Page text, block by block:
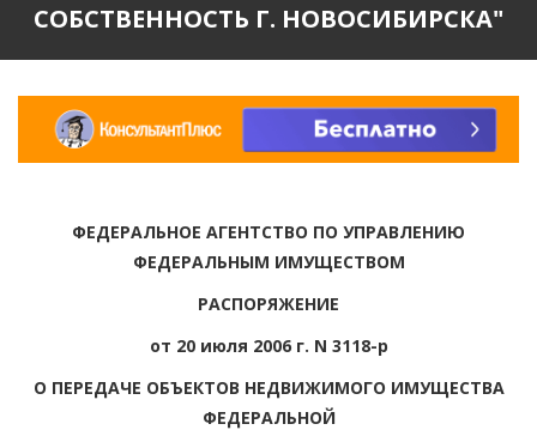
СОБСТВЕННОСТЬ Г. НОВОСИБИРСКА"
ФЕДЕРАЛЬНОЕ АГЕНТСТВО ПО УПРАВЛЕНИЮ
ФЕДЕРАЛЬНЫМ ИМУЩЕСТВОМ
РАСПОРЯЖЕНИЕ
от 20 июля 2006 г. N 3118-р
О ПЕРЕДАЧЕ ОБЪЕКТОВ НЕДВИЖИМОГО ИМУЩЕСТВА
ФЕДЕРАЛЬНОЙ